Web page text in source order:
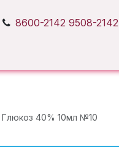
8600-2142 9508-2142
Глюкоз 40% 10мл №10